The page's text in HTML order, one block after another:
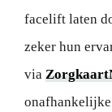
faceliftlaten
zeker hun
via